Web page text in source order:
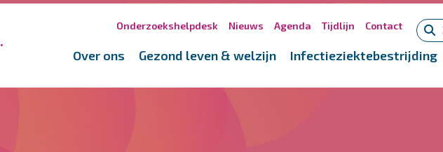
Onderzoekshelpdesk Nieuws Agenda Tijdlijn Contact
Over ons Gezond leven & welzijn Infectieziektebestrijding